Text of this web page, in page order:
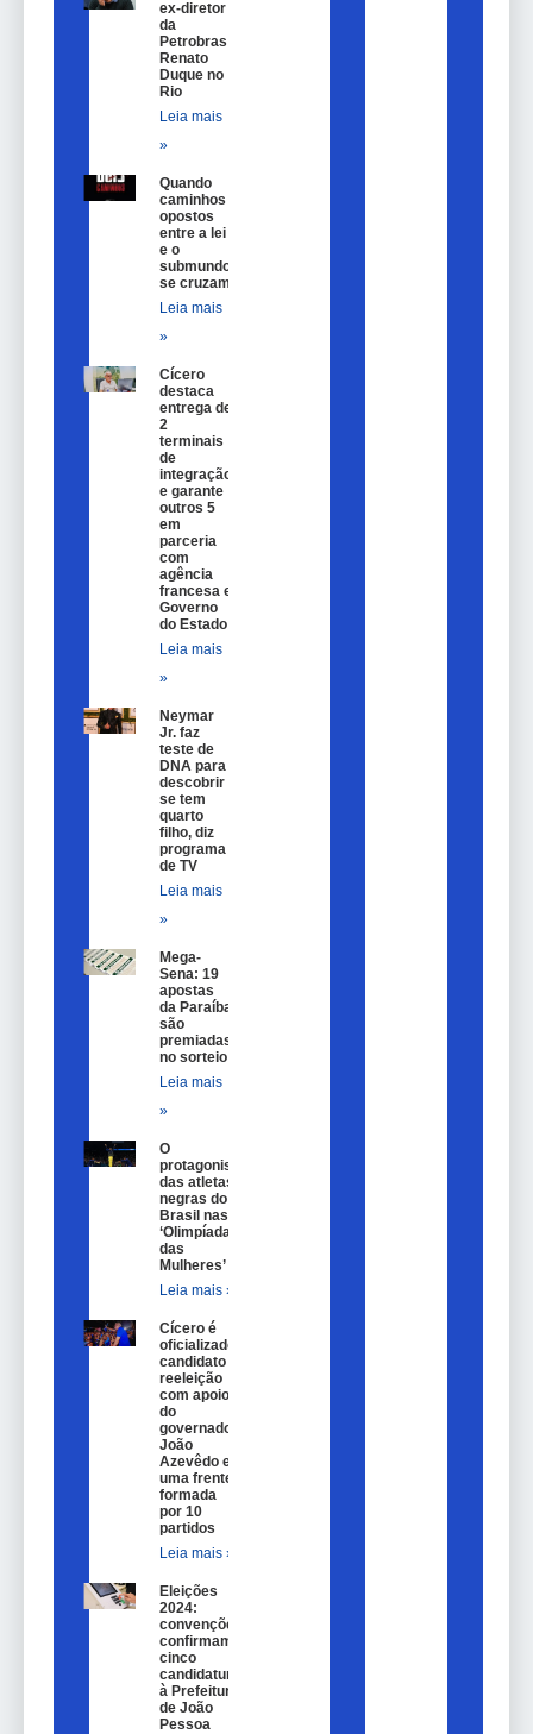
ex-diretor
da
Petrobras
Renato
Duque no
Rio
Leia mais
»
Quando
caminhos
opostos
entre a lei
e o
submundo
se cruzam
Leia mais
»
Cícero
destaca
entrega de
2
terminais
de
integração
e garante
outros 5
em
parceria
com
agência
francesa e
Governo
do Estado
Leia mais
»
Neymar
Jr. faz
teste de
DNA para
descobrir
se tem
quarto
filho, diz
programa
de TV
Leia mais
»
Mega-
Sena: 19
apostas
da Paraíba
são
premiadas
no sorteio
Leia mais
»
O
protagonismo
das atletas
negras do
Brasil nas
‘Olimpíadas
das
Mulheres’
Leia mais »
Cícero é
oficializado
candidato a
reeleição
com apoio
do
governador
João
Azevêdo e
uma frente
formada
por 10
partidos
Leia mais »
Eleições
2024:
convenções
confirmam
cinco
candidaturas
à Prefeitura
de João
Pessoa